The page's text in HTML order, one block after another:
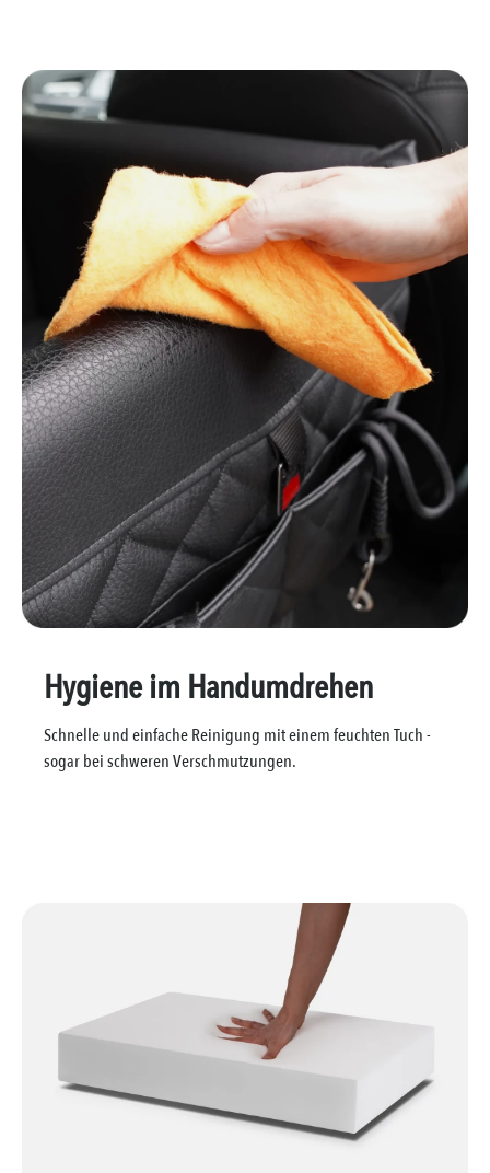
Hygiene im Handumdrehen
Schnelle und einfache Reinigung mit einem feuchten Tuch -
sogar bei schweren Verschmutzungen.